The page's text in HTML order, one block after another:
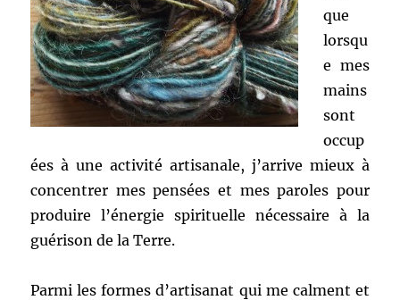
que
lorsqu
e mes
mains
sont
occup
ées à une activité artisanale, j’arrive mieux à
concentrer mes pensées et mes paroles pour
produire l’énergie spirituelle nécessaire à la
guérison de la Terre.
Parmi les formes d’artisanat qui me calment et